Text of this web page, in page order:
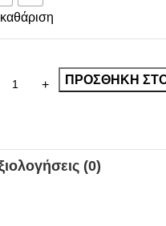
ΠΡΟΣΘΉΚΗ
(0)